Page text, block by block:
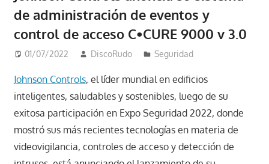
de administración de eventos y
control de acceso C•CURE 9000 v 3.0
01/07/2022 DiscoRudo Seguridad
Johnson Controls, el líder mundial en edificios
inteligentes, saludables y sostenibles, luego de su
exitosa participación en Expo Seguridad 2022, donde
mostró sus más recientes tecnologías en materia de
videovigilancia, controles de acceso y detección de